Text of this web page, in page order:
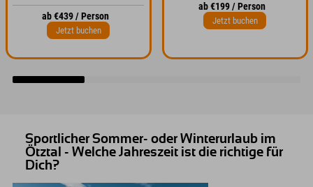
ab €439 / Person
Jetzt buchen
ab €199 / Person
Jetzt buchen
Sportlicher Sommer- oder Winterurlaub im
Ötztal - Welche Jahreszeit ist die richtige für
Dich?